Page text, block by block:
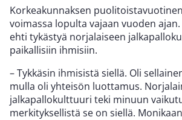
Korkeakunnaksen
voimassa lopulta vajaan vuoden
ehti tykästyä norjalaiseen
paikallisiin ihmisiin.
– Tykkäsin ihmisistä siellä. Oli
mulla oli yhteisön luottamus.
jalkapallokulttuuri teki minuun
merkityksellistä se on siellä.